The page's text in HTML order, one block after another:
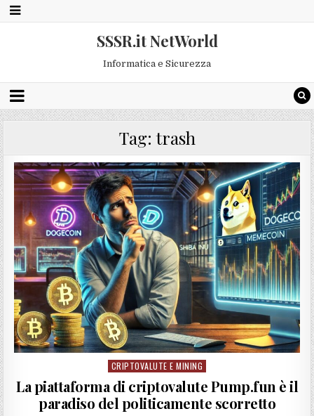
SSSR.it NetWorld
Informatica e Sicurezza
Tag:trash
Posted
CRIPTOVALUTE E MINING
La piattaforma di criptovalute Pump.fun è il
paradiso del politicamente scorretto